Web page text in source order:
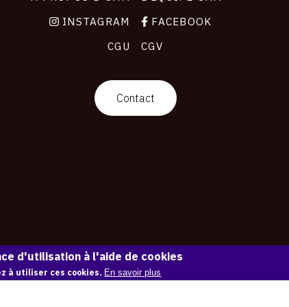
INSTAGRAM
FACEBOOK
CGU
CGV
Contact
d'utilisation à l'aide de cookies
à utiliser ces cookies. En savoir plus